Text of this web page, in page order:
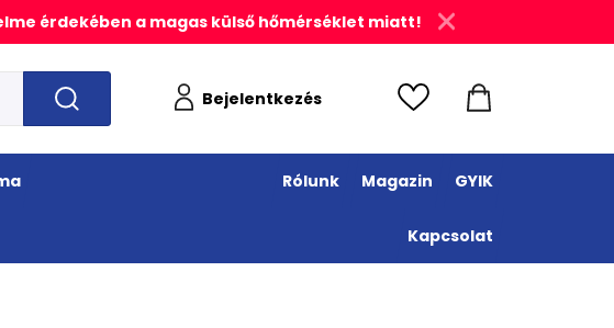
érdekében a magas külső hőmérséklet miatt!
Bejelentkezés
Rólunk Magazin GYIK
Kapcsolat